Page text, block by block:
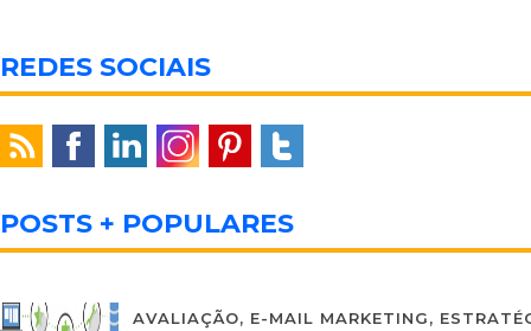
REDES SOCIAIS
POSTS + POPULARES
AVALIAÇÃO, E-MAIL MARKETING,